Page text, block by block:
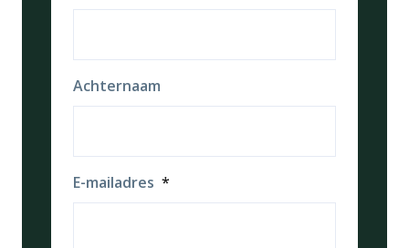
Achternaam
E-mailadres *